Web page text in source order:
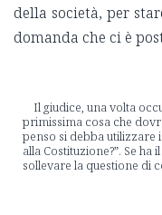
della società, per
domanda che ci è
Il giudice, una volta
primissima cosa che
penso si debba utilizzare
alla Costituzione?”. Se
sollevare la questione di